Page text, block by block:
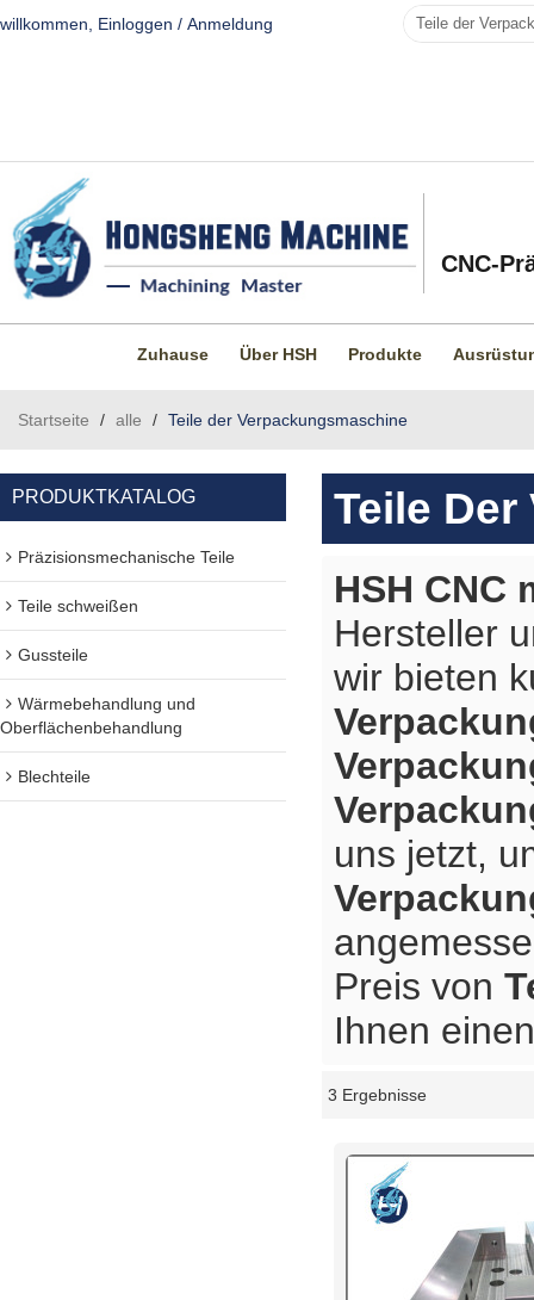
willkommen, Einloggen / Anmeldung
CNC-
Zuhause Über HSH Produkte
Startseite / alle / Teile der Verpackungsmaschine
PRODUKTKATALOG
Präzisionsmechanische Teile
Teile schweißen
Gussteile
Wärmebehandlung und
Oberflächenbehandlung
Blechteile
Teile
HSH CNC
Hersteller
wir bieten
uns jetzt,
Preis von
Ihnen
3 Ergebnisse